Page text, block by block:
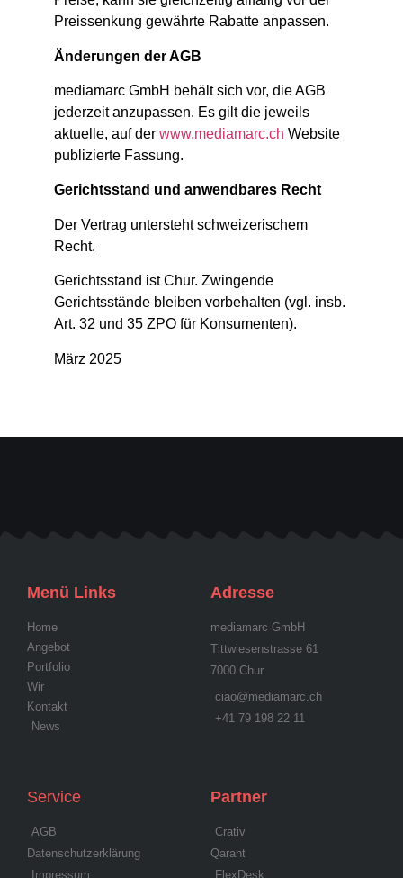
Preissenkung gewährte Rabatte anpassen.
Änderungen der AGB
mediamarc GmbH behält sich vor, die AGB
jederzeit anzupassen. Es gilt die jeweils
aktuelle, auf der www.mediamarc.ch Website
publizierte Fassung.
Gerichtsstand und anwendbares Recht
Der Vertrag untersteht schweizerischem
Recht.
Gerichtsstand ist Chur. Zwingende
Gerichtsstände bleiben vorbehalten (vgl. insb.
Art. 32 und 35 ZPO für Konsumenten).
März 2025
Menü Links
Home
Angebot
Portfolio
Wir
Kontakt
News
Adresse
mediamarc GmbH
Tittwiesenstrasse 61
7000 Chur
ciao@mediamarc.ch
+41 79 198 22 11
Service
AGB
Datenschutzerklärung
Impressum
Partner
Crativ
Qarant
FlexDesk